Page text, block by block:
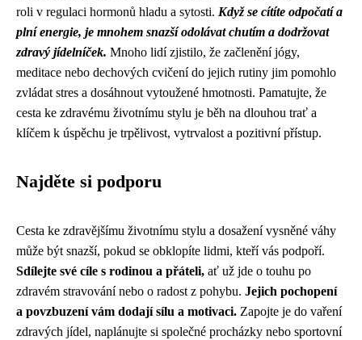
roli v regulaci hormonů hladu a sytosti. Když se cítíte odpočatí a
plní energie, je mnohem snazší odolávat chutím a dodržovat
zdravý jídelníček. Mnoho lidí zjistilo, že začlenění jógy,
meditace nebo dechových cvičení do jejich rutiny jim pomohlo
zvládat stres a dosáhnout vytoužené hmotnosti. Pamatujte, že
cesta ke zdravému životnímu stylu je běh na dlouhou trať a
klíčem k úspěchu je trpělivost, vytrvalost a pozitivní přístup.
Najděte si podporu
Cesta ke zdravějšímu životnímu stylu a dosažení vysněné váhy
může být snazší, pokud se obklopíte lidmi, kteří vás podpoří.
Sdílejte své cíle s rodinou a přáteli, ať už jde o touhu po
zdravém stravování nebo o radost z pohybu. Jejich pochopení
a povzbuzení vám dodají sílu a motivaci. Zapojte je do vaření
zdravých jídel, naplánujte si společné procházky nebo sportovní